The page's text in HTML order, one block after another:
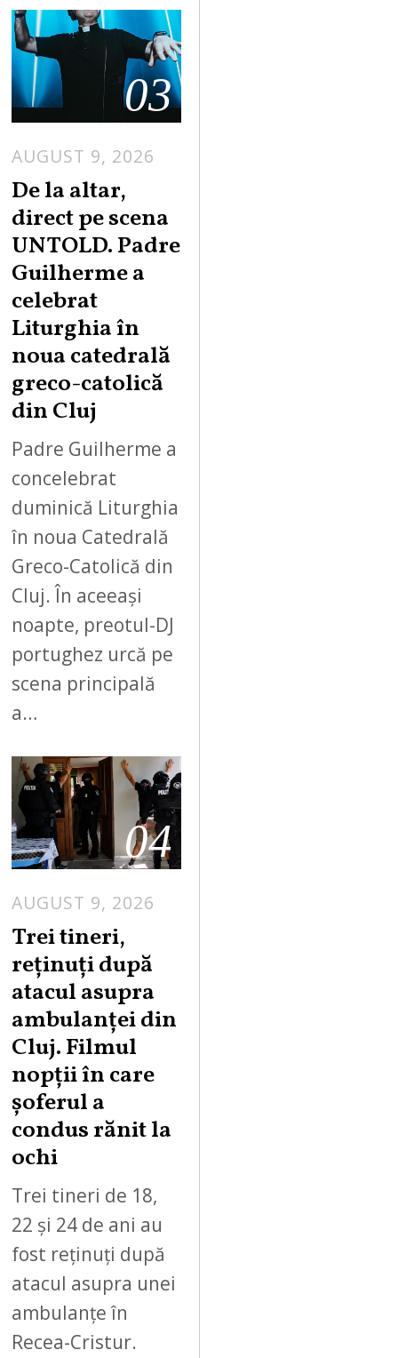
03
AUGUST 9, 2026
De la altar,
direct pe scena
UNTOLD. Padre
Guilherme a
celebrat
Liturghia în
noua catedrală
greco-catolică
din Cluj
Padre Guilherme a
concelebrat
duminică Liturghia
în noua Catedrală
Greco-Catolică din
Cluj. În aceeași
noapte, preotul-DJ
portughez urcă pe
scena principală
a…
04
AUGUST 9, 2026
Trei tineri,
reținuți după
atacul asupra
ambulanței din
Cluj. Filmul
nopții în care
șoferul a
condus rănit la
ochi
Trei tineri de 18,
22 și 24 de ani au
fost reținuți după
atacul asupra unei
ambulanțe în
Recea-Cristur.